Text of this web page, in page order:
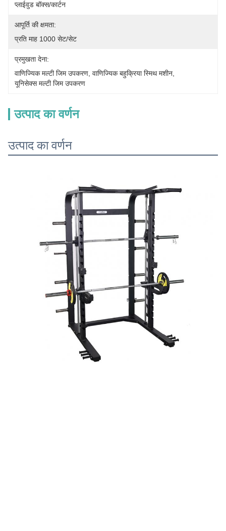
प्लाईवुड बॉक्स/कार्टन
आपूर्ति की क्षमता:
प्रति माह 1000 सेट/सेट
प्रमुखता देना:
वाणिज्यिक मल्टी जिम उपकरण वाणिज्यिक बहुक्रिया स्मिथ मशीन
यूनिसेक्स मल्टी जिम उपकरण
उत्पाद का वर्णन
उत्पाद का वर्णन